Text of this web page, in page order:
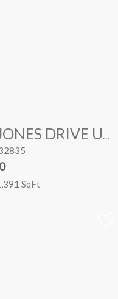
3314 ROBERT TRENT JONES DRIVE UNIT 10901
SqFt